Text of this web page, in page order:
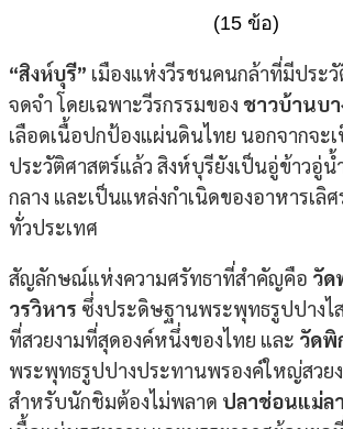
(15 ข้อ)
“สิงห์บุรี” เมืองแห่งวีรชนคนกล้าที่มีประ
จดจำ โดยเฉพาะวีรกรรมของ ชาวบ้านบา
เลือดเนื้อปกป้องแผ่นดินไทย นอกจากจะ
ประวัติศาสตร์แล้ว สิงห์บุรียังเป็นอู่ข้าวอู่
กลาง และเป็นแหล่งกำเนิดของอาหารเลิ
ทั่วประเทศ
สัญลักษณ์แห่งความศรัทธาที่สำคัญคือ วัด
วรวิหาร ซึ่งประดิษฐานพระพุทธรูปปาง
ที่สวยงามที่สุดองค์หนึ่งของไทย และ วัดพิ
พระพุทธรูปปางประทานพรองค์ใหญ่สวย
สำหรับนักชิมต้องไม่พลาด ปลาช่อนแม่ลา